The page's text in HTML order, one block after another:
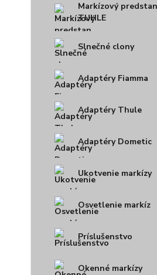
Markízový predstan
TUHLE
Slnečné clony
Adaptéry Fiamma
Adaptéry Thule
Adaptéry Dometic
Ukotvenie markízy
Osvetlenie markíz
Príslušenstvo
Okenné markízy